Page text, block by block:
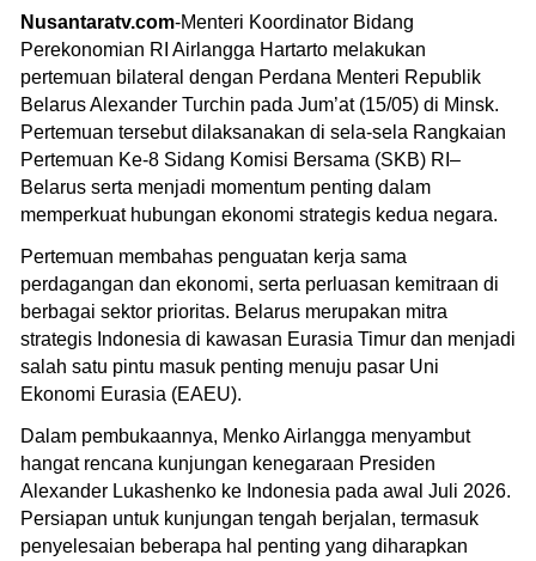
Nusantaratv.com-Menteri Koordinator Bidang
Perekonomian RI Airlangga Hartarto melakukan
pertemuan bilateral dengan Perdana Menteri Republik
Belarus Alexander Turchin pada Jum’at (15/05) di Minsk.
Pertemuan tersebut dilaksanakan di sela-sela Rangkaian
Pertemuan Ke-8 Sidang Komisi Bersama (SKB) RI–
Belarus serta menjadi momentum penting dalam
memperkuat hubungan ekonomi strategis kedua negara.
Pertemuan membahas penguatan kerja sama
perdagangan dan ekonomi, serta perluasan kemitraan di
berbagai sektor prioritas. Belarus merupakan mitra
strategis Indonesia di kawasan Eurasia Timur dan menjadi
salah satu pintu masuk penting menuju pasar Uni
Ekonomi Eurasia (EAEU).
Dalam pembukaannya, Menko Airlangga menyambut
hangat rencana kunjungan kenegaraan Presiden
Alexander Lukashenko ke Indonesia pada awal Juli 2026.
Persiapan untuk kunjungan tengah berjalan, termasuk
penyelesaian beberapa hal penting yang diharapkan